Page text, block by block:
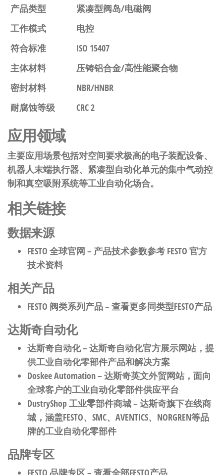
产品类型
紧凑型阀岛/电磁阀
工作模式
电控
符合标准
ISO 15407
主体材料
压铸铝合金/高性能聚合物
密封材料
NBR/HNBR
耐腐蚀等级
CRC 2
应用领域
主要应用场景包括对空间要求极高的电子装配设备、
机器人末端执行器、紧凑型自动化单元的集中气动控
制和真空吸附系统等工业自动化场合。
相关链接
数据来源
FESTO 全球官网 – 产品技术参数参考 FESTO 官方
技术资料
相关产品
FESTO 阀类系列产品– 查看更多同类型FESTO产品
达斯奇自动化
达斯奇自动化– 达斯奇自动化官方展示网站，提
供工业自动化零部件产品和解决方案
Doskee Automation– 达斯奇英文外贸网站，面向
全球客户的工业自动化零部件供应平台
DustryShop 工业零部件商城– 达斯奇旗下在线商
城，涵盖FESTO、SMC、AVENTICS、NORGREN等品
牌的工业自动化零部件
品牌专区
FESTO 品牌专区– 查看全部FESTO产品